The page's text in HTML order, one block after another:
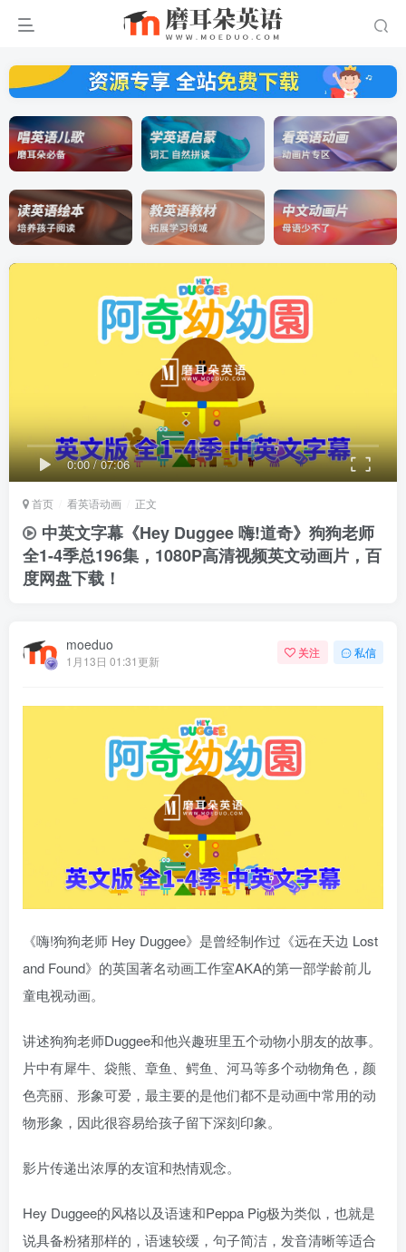
0:00/07:06
首页 看英语动画 正文
中英文字幕《Hey Duggee 嗨!道奇》狗狗老师
全1-4季总196集，1080P高清视频英文动画片，百
度网盘下载！
moeduo
1月13日 01:31更新
关注 私信
《嗨!狗狗老师 Hey Duggee》是曾经制作过《远在天边 Lost
and Found》的英国著名动画工作室AKA的第一部学龄前儿
童电视动画。
讲述狗狗老师Duggee和他兴趣班里五个动物小朋友的故事。
片中有犀牛、袋熊、章鱼、鳄鱼、河马等多个动物角色，颜
色亮丽、形象可爱，最主要的是他们都不是动画中常用的动
物形象，因此很容易给孩子留下深刻印象。
影片传递出浓厚的友谊和热情观念。
Hey Duggee的风格以及语速和Peppa Pig极为类似，也就是
说具备粉猪那样的，语速较缓，句子简洁，发音清晰等适合